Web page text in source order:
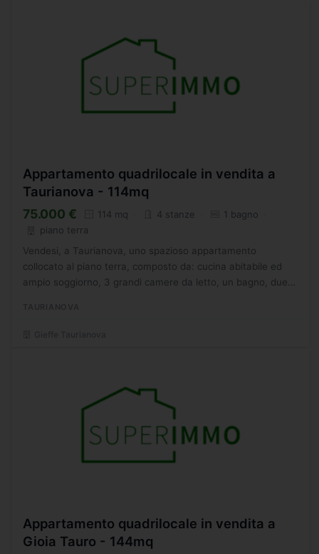
Appartamento quadrilocale in vendita a
Taurianova - 114mq
75.000 € 114 mq 4 stanze
1 bagno
piano terra
Vendesi, a Taurianova, uno spazioso appartamento
collocato al piano terra, composto da: cucina abitabile ed
ampio soggiorno, 3 grandi camere da letto, un bagno, due
Appartamento quadrilocale in vendita a
Gioia Tauro - 144mq